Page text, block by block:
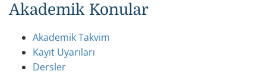
Akademik Konular
Akademik Takvim
Kayıt Uyarıları
Dersler